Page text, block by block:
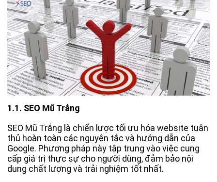
1.1. SEO Mũ Trắng
SEO Mũ Trắng là chiến lược tối ưu hóa website tuân
thủ hoàn toàn các nguyên tắc và hướng dẫn của
Google. Phương pháp này tập trung vào việc cung
cấp giá trị thực sự cho người dùng, đảm bảo nội
dung chất lượng và trải nghiệm tốt nhất.